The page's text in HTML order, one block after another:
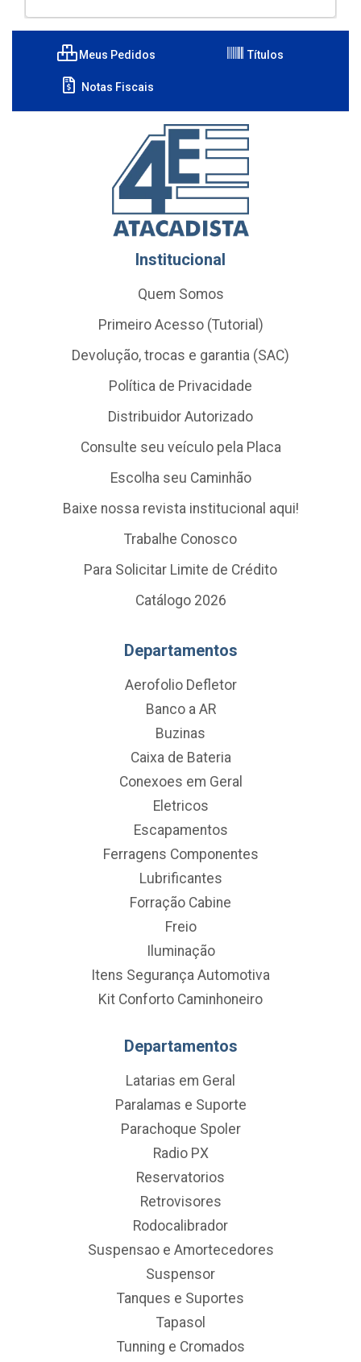
Meus Pedidos Títulos
Notas Fiscais
Institucional
Quem Somos
Primeiro Acesso (Tutorial)
Devolução, trocas e garantia (SAC)
Política de Privacidade
Distribuidor Autorizado
Consulte seu veículo pela Placa
Escolha seu Caminhão
Baixe nossa revista institucional aqui!
Trabalhe Conosco
Para Solicitar Limite de Crédito
Catálogo 2026
Departamentos
Aerofolio Defletor
Banco a AR
Buzinas
Caixa de Bateria
Conexoes em Geral
Eletricos
Escapamentos
Ferragens Componentes
Lubrificantes
Forração Cabine
Freio
Iluminação
Itens Segurança Automotiva
Kit Conforto Caminhoneiro
Departamentos
Latarias em Geral
Paralamas e Suporte
Parachoque Spoler
Radio PX
Reservatorios
Retrovisores
Rodocalibrador
Suspensao e Amortecedores
Suspensor
Tanques e Suportes
Tapasol
Tunning e Cromados